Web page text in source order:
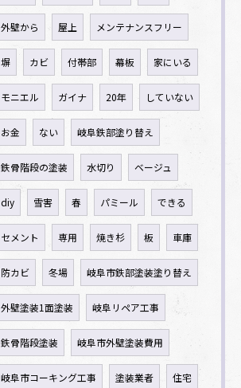
外壁から 屋上 メンテナンスフリー
塀 カビ 付帯部 幕板 家にいる
モニエル ガイナ 20年 していない
お金 ない 岐阜鉄部塗り替え
鉄骨階段の塗装 水切り ベージュ
diy 雪害 春 パミール できる
セメント 専用 焼き杉 板 車庫
防カビ 冬場 岐阜市鉄部塗装塗り替え
外壁塗装1面塗装 岐阜リペア工事
鉄骨階段塗装 岐阜市外壁塗装費用
岐阜市コーキング工事 塗装業者 住宅